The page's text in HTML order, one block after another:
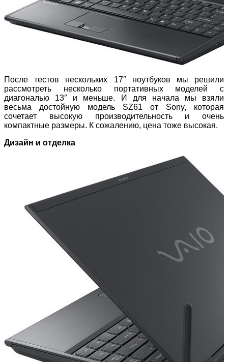
После тестов нескольких 17″ ноутбуков мы решили
рассмотреть несколько портативных моделей с
диагональю 13″ и меньше. И для начала мы взяли
весьма достойную модель SZ61 от Sony, которая
сочетает высокую производительность и очень
компактные размеры. К сожалению, цена тоже высокая.
Дизайн и отделка